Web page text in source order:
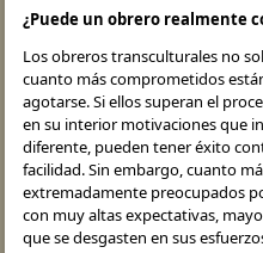
¿Puede un obrero realmente
Los obreros transculturales no
cuanto más comprometidos
agotarse. Si ellos superan el
en su interior motivaciones que
diferente, pueden tener éxito
facilidad. Sin embargo, cuanto
extremadamente preocupados
con muy altas expectativas,
que se desgasten en sus